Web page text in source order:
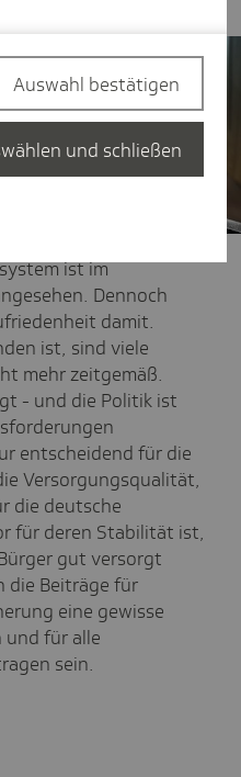
ist im
Dennoch
damit.
ist, sind viele
mehr zeitgemäß.
- und die Politik ist
entscheidend für die
Versorgungsqualität,
die deutsche
für deren Stabilität ist,
gut versorgt
die Beiträge für
eine gewisse
und für alle
sein.
Auswahl bestätigen
und schließen